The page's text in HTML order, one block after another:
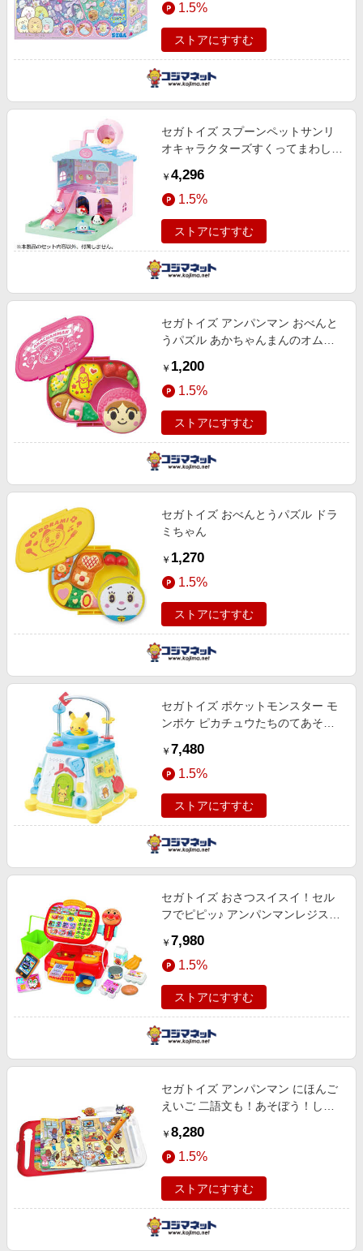
1.5%
ストアにすすむ
セガトイズ スプーンペットサンリ
オキャラクターズすくってまわして
￥ 4,296
1.5%
ストアにすすむ
セガトイズ アンパンマン おべんと
うパズル あかちゃんまんのオムレ
￥ 1,200
1.5%
ストアにすすむ
セガトイズ おべんとうパズル ドラ
ミちゃん
￥ 1,270
1.5%
ストアにすすむ
セガトイズ ポケットモンスター モ
ンポケ ピカチュウたちのてあそび
￥ 7,480
1.5%
ストアにすすむ
セガトイズ おさつスイスイ！セル
フでピピッ♪ アンパンマンレジスタ
￥ 7,980
1.5%
ストアにすすむ
セガトイズ アンパンマン にほんご
えいご 二語文も！あそぼう！しゃ
BOX
￥ 8,280
1.5%
ストアにすすむ